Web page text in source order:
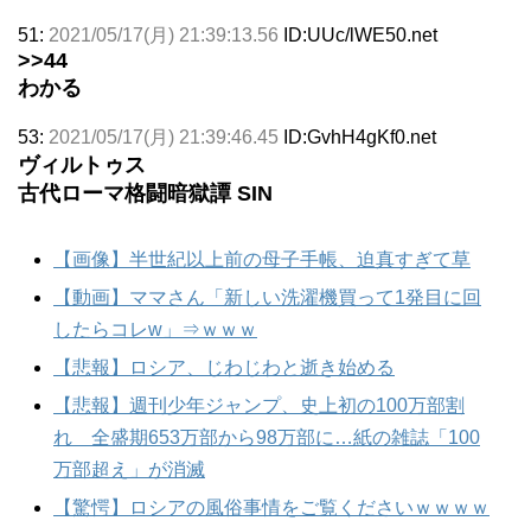
51: 2021/05/17(月) 21:39:13.56 ID:UUc/lWE50.net
>>44
わかる
53: 2021/05/17(月) 21:39:46.45 ID:GvhH4gKf0.net
ヴィルトゥス
古代ローマ格闘暗獄譚 SIN
【画像】半世紀以上前の母子手帳、迫真すぎて草
【動画】ママさん「新しい洗濯機買って1発目に回
したらコレw」⇒ｗｗｗ
【悲報】ロシア、じわじわと逝き始める
【悲報】週刊少年ジャンプ、史上初の100万部割
れ 全盛期653万部から98万部に…紙の雑誌「100
万部超え」が消滅
【驚愕】ロシアの風俗事情をご覧くださいｗｗｗｗ